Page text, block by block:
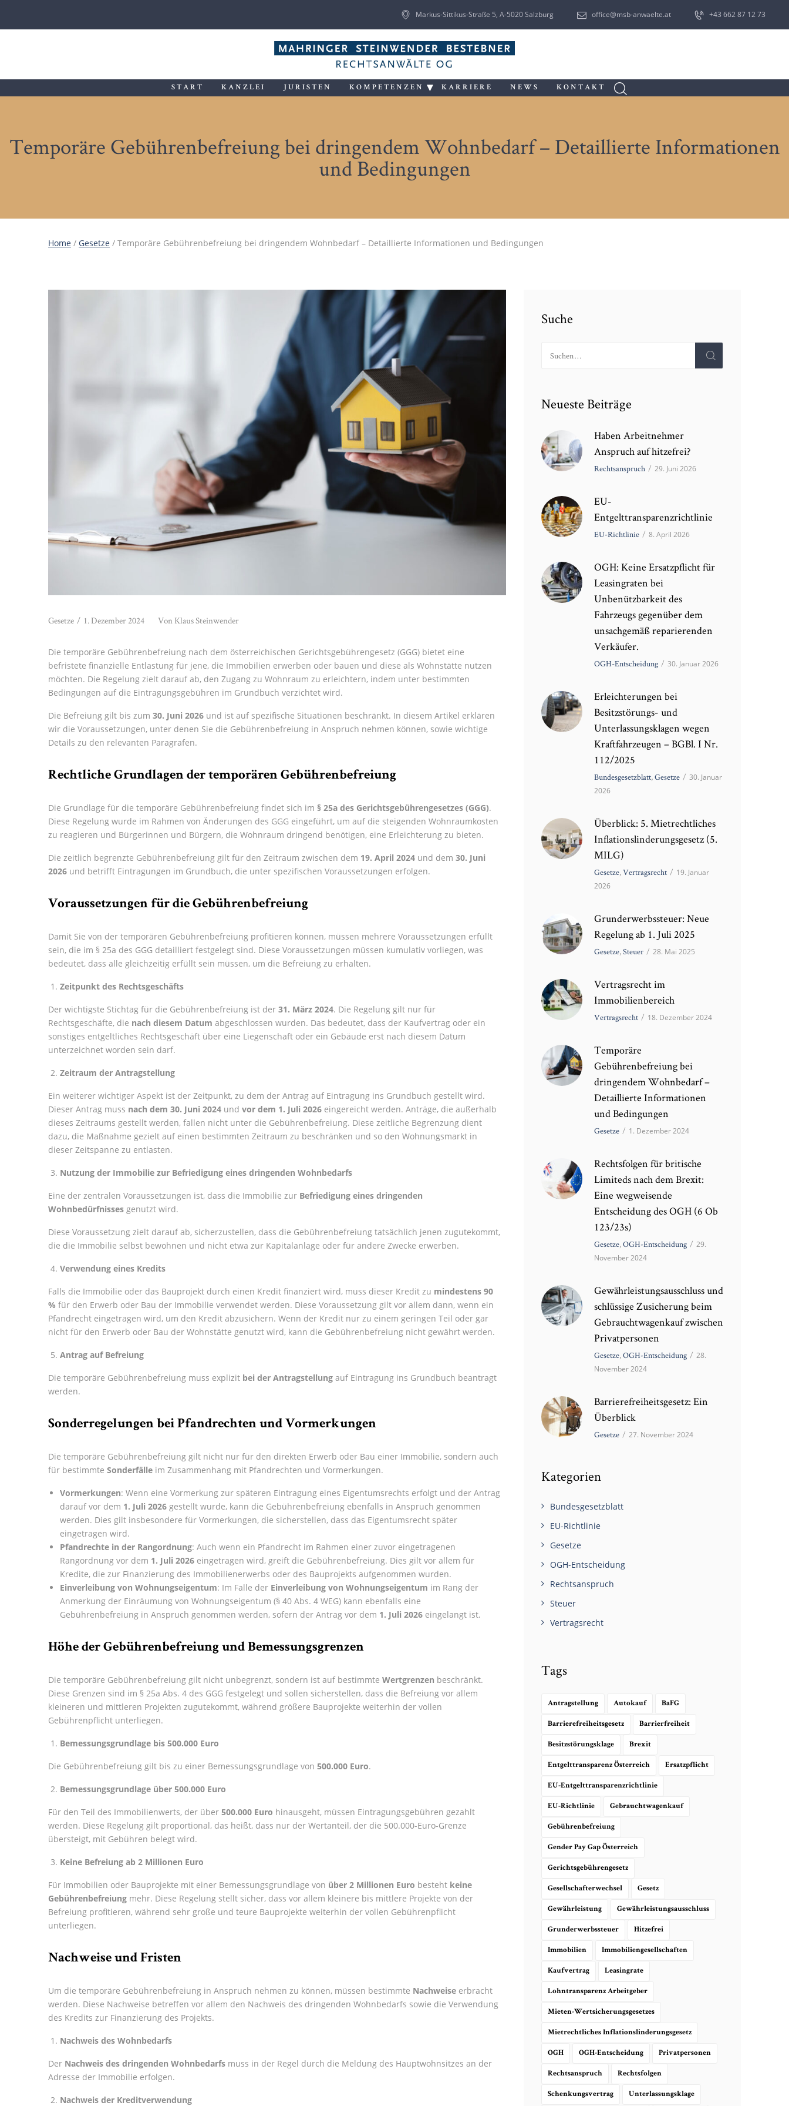
Markus-Sittikus-Straße 5, A-5020 Salzburg office@msb-anwaelte.at +43 662 87 12 73
START KANZLEI JURISTEN KOMPETENZEN KARRIERE NEWS KONTAKT
Temporäre Gebührenbefreiung bei dringendem Wohnbedarf – Detaillierte Informationen
und Bedingungen
Home / Gesetze / Temporäre Gebührenbefreiung bei dringendem Wohnbedarf – Detaillierte Informationen und Bedingungen
Gesetze / 1. Dezember 2024 Von Klaus Steinwender
Die temporäre Gebührenbefreiung nach dem österreichischen Gerichtsgebührengesetz (GGG) bietet eine
befristete finanzielle Entlastung für jene, die Immobilien erwerben oder bauen und diese als Wohnstätte nutzen
möchten. Die Regelung zielt darauf ab, den Zugang zu Wohnraum zu erleichtern, indem unter bestimmten
Bedingungen auf die Eintragungsgebühren im Grundbuch verzichtet wird.
Die Befreiung gilt bis zum 30. Juni 2026 und ist auf spezifische Situationen beschränkt. In diesem Artikel erklären
wir die Voraussetzungen, unter denen Sie die Gebührenbefreiung in Anspruch nehmen können, sowie wichtige
Details zu den relevanten Paragrafen.
Rechtliche Grundlagen der temporären Gebührenbefreiung
Die Grundlage für die temporäre Gebührenbefreiung findet sich im § 25a des Gerichtsgebührengesetzes (GGG).
Diese Regelung wurde im Rahmen von Änderungen des GGG eingeführt, um auf die steigenden Wohnraumkosten
zu reagieren und Bürgerinnen und Bürgern, die Wohnraum dringend benötigen, eine Erleichterung zu bieten.
Die zeitlich begrenzte Gebührenbefreiung gilt für den Zeitraum zwischen dem 19. April 2024 und dem 30. Juni
2026 und betrifft Eintragungen im Grundbuch, die unter spezifischen Voraussetzungen erfolgen.
Voraussetzungen für die Gebührenbefreiung
Damit Sie von der temporären Gebührenbefreiung profitieren können, müssen mehrere Voraussetzungen erfüllt
sein, die im § 25a des GGG detailliert festgelegt sind. Diese Voraussetzungen müssen kumulativ vorliegen, was
bedeutet, dass alle gleichzeitig erfüllt sein müssen, um die Befreiung zu erhalten.
Zeitpunkt des Rechtsgeschäfts
Der wichtigste Stichtag für die Gebührenbefreiung ist der 31. März 2024. Die Regelung gilt nur für
Rechtsgeschäfte, die nach diesem Datum abgeschlossen wurden. Das bedeutet, dass der Kaufvertrag oder ein
sonstiges entgeltliches Rechtsgeschäft über eine Liegenschaft oder ein Gebäude erst nach diesem Datum
unterzeichnet worden sein darf.
Zeitraum der Antragstellung
Ein weiterer wichtiger Aspekt ist der Zeitpunkt, zu dem der Antrag auf Eintragung ins Grundbuch gestellt wird.
Dieser Antrag muss nach dem 30. Juni 2024 und vor dem 1. Juli 2026 eingereicht werden. Anträge, die außerhalb
dieses Zeitraums gestellt werden, fallen nicht unter die Gebührenbefreiung. Diese zeitliche Begrenzung dient
dazu, die Maßnahme gezielt auf einen bestimmten Zeitraum zu beschränken und so den Wohnungsmarkt in
dieser Zeitspanne zu entlasten.
Nutzung der Immobilie zur Befriedigung eines dringenden Wohnbedarfs
Eine der zentralen Voraussetzungen ist, dass die Immobilie zur Befriedigung eines dringenden
Wohnbedürfnisses genutzt wird.
Diese Voraussetzung zielt darauf ab, sicherzustellen, dass die Gebührenbefreiung tatsächlich jenen zugutekommt,
die die Immobilie selbst bewohnen und nicht etwa zur Kapitalanlage oder für andere Zwecke erwerben.
Verwendung eines Kredits
Falls die Immobilie oder das Bauprojekt durch einen Kredit finanziert wird, muss dieser Kredit zu mindestens 90
% für den Erwerb oder Bau der Immobilie verwendet werden. Diese Voraussetzung gilt vor allem dann, wenn ein
Pfandrecht eingetragen wird, um den Kredit abzusichern. Wenn der Kredit nur zu einem geringen Teil oder gar
nicht für den Erwerb oder Bau der Wohnstätte genutzt wird, kann die Gebührenbefreiung nicht gewährt werden.
Antrag auf Befreiung
Die temporäre Gebührenbefreiung muss explizit bei der Antragstellung auf Eintragung ins Grundbuch beantragt
werden.
Sonderregelungen bei Pfandrechten und Vormerkungen
Die temporäre Gebührenbefreiung gilt nicht nur für den direkten Erwerb oder Bau einer Immobilie, sondern auch
für bestimmte Sonderfälle im Zusammenhang mit Pfandrechten und Vormerkungen.
Vormerkungen: Wenn eine Vormerkung zur späteren Eintragung eines Eigentumsrechts erfolgt und der Antrag
darauf vor dem 1. Juli 2026 gestellt wurde, kann die Gebührenbefreiung ebenfalls in Anspruch genommen
werden. Dies gilt insbesondere für Vormerkungen, die sicherstellen, dass das Eigentumsrecht später
eingetragen wird.
Pfandrechte in der Rangordnung: Auch wenn ein Pfandrecht im Rahmen einer zuvor eingetragenen
Rangordnung vor dem 1. Juli 2026 eingetragen wird, greift die Gebührenbefreiung. Dies gilt vor allem für
Kredite, die zur Finanzierung des Immobilienerwerbs oder des Bauprojekts aufgenommen wurden.
Einverleibung von Wohnungseigentum: Im Falle der Einverleibung von Wohnungseigentum im Rang der
Anmerkung der Einräumung von Wohnungseigentum (§ 40 Abs. 4 WEG) kann ebenfalls eine
Gebührenbefreiung in Anspruch genommen werden, sofern der Antrag vor dem 1. Juli 2026 eingelangt ist.
Höhe der Gebührenbefreiung und Bemessungsgrenzen
Die temporäre Gebührenbefreiung gilt nicht unbegrenzt, sondern ist auf bestimmte Wertgrenzen beschränkt.
Diese Grenzen sind im § 25a Abs. 4 des GGG festgelegt und sollen sicherstellen, dass die Befreiung vor allem
kleineren und mittleren Projekten zugutekommt, während größere Bauprojekte weiterhin der vollen
Gebührenpflicht unterliegen.
Bemessungsgrundlage bis 500.000 Euro
Die Gebührenbefreiung gilt bis zu einer Bemessungsgrundlage von 500.000 Euro.
Bemessungsgrundlage über 500.000 Euro
Für den Teil des Immobilienwerts, der über 500.000 Euro hinausgeht, müssen Eintragungsgebühren gezahlt
werden. Diese Regelung gilt proportional, das heißt, dass nur der Wertanteil, der die 500.000-Euro-Grenze
übersteigt, mit Gebühren belegt wird.
Keine Befreiung ab 2 Millionen Euro
Für Immobilien oder Bauprojekte mit einer Bemessungsgrundlage von über 2 Millionen Euro besteht keine
Gebührenbefreiung mehr. Diese Regelung stellt sicher, dass vor allem kleinere bis mittlere Projekte von der
Befreiung profitieren, während sehr große und teure Bauprojekte weiterhin der vollen Gebührenpflicht
unterliegen.
Nachweise und Fristen
Um die temporäre Gebührenbefreiung in Anspruch nehmen zu können, müssen bestimmte Nachweise erbracht
werden. Diese Nachweise betreffen vor allem den Nachweis des dringenden Wohnbedarfs sowie die Verwendung
des Kredits zur Finanzierung des Projekts.
Nachweis des Wohnbedarfs
Der Nachweis des dringenden Wohnbedarfs muss in der Regel durch die Meldung des Hauptwohnsitzes an der
Adresse der Immobilie erfolgen.
Nachweis der Kreditverwendung
Suche
Neueste Beiträge
Haben Arbeitnehmer
Anspruch auf hitzefrei?
Rechtsanspruch / 29. Juni 2026
EU-
Entgelttransparenzrichtlinie
EU-Richtlinie / 8. April 2026
OGH: Keine Ersatzpflicht für
Leasingraten bei
Unbenützbarkeit des
Fahrzeugs gegenüber dem
unsachgemäß reparierenden
Verkäufer.
OGH-Entscheidung / 30. Januar 2026
Erleichterungen bei
Besitzstörungs- und
Unterlassungsklagen wegen
Kraftfahrzeugen – BGBl. I Nr.
112/2025
Bundesgesetzblatt,Gesetze / 30. Januar
2026
Überblick: 5. Mietrechtliches
Inflationslinderungsgesetz (5.
MILG)
Gesetze,Vertragsrecht / 19. Januar
2026
Grunderwerbssteuer: Neue
Regelung ab 1. Juli 2025
Gesetze,Steuer / 28. Mai 2025
Vertragsrecht im
Immobilienbereich
Vertragsrecht / 18. Dezember 2024
Temporäre
Gebührenbefreiung bei
dringendem Wohnbedarf –
Detaillierte Informationen
und Bedingungen
Gesetze / 1. Dezember 2024
Rechtsfolgen für britische
Limiteds nach dem Brexit:
Eine wegweisende
Entscheidung des OGH (6 Ob
123/23s)
Gesetze,OGH-Entscheidung / 29.
November 2024
Gewährleistungsausschluss und
schlüssige Zusicherung beim
Gebrauchtwagenkauf zwischen
Privatpersonen
Gesetze,OGH-Entscheidung / 28.
November 2024
Barrierefreiheitsgesetz: Ein
Überblick
Gesetze / 27. November 2024
Kategorien
Bundesgesetzblatt
EU-Richtlinie
Gesetze
OGH-Entscheidung
Rechtsanspruch
Steuer
Vertragsrecht
Tags
Antragstellung Autokauf BaFG
Barrierefreiheitsgesetz Barrierfreiheit
Besitzstörungsklage Brexit
Entgelttransparenz Österreich Ersatzpflicht
EU-Entgelttransparenzrichtlinie
EU-Richtlinie Gebrauchtwagenkauf
Gebührenbefreiung
Gender Pay Gap Österreich
Gerichtsgebührengesetz
Gesellschafterwechsel Gesetz
Gewährleistung Gewährleistungsausschluss
Grunderwerbssteuer Hitzefrei
Immobilien Immobiliengesellschaften
Kaufvertrag Leasingrate
Lohntransparenz Arbeitgeber
Mieten-Wertsicherungsgesetzes
Mietrechtliches Inflationslinderungsgesetz
OGH OGH-Entscheidung Privatpersonen
Rechtsanspruch Rechtsfolgen
Schenkungsvertrag Unterlassungsklage